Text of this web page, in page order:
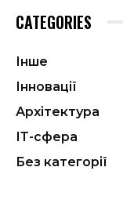
CATEGORIES
Інше
Інновації
Архітектура
ІТ-сфера
Без категорії